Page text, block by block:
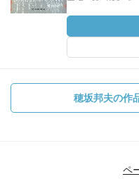
穂坂邦夫の作
ペ